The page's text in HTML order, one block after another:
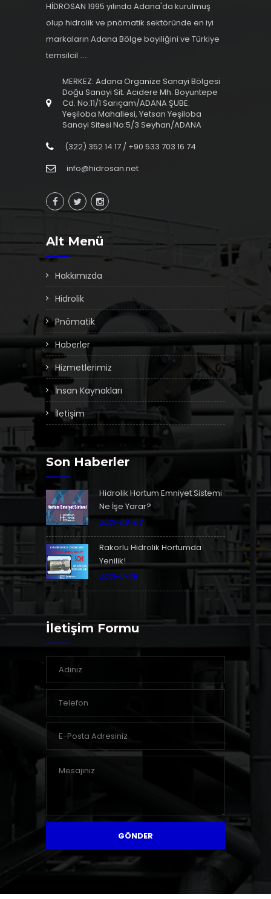
HİDROSAN 1995 yılında Adana'da kurulmuş
olup hidrolik ve pnömatik sektöründe en iyi
markaların Adana Bölge bayiliğini ve Türkiye
temsilcil ...
MERKEZ: Adana Organize Sanayi Bölgesi
Doğu Sanayi Sit. Acıdere Mh. Boyuntepe
Cd. No:11/1 Sarıçam/ADANA ŞUBE:
Yeşiloba Mahallesi, Yetsan Yeşiloba
Sanayi Sitesi No:5/3 Seyhan/ADANA
(322) 352 14 17 / +90 533 703 16 74
info@hidrosan.net
Alt Menü
Hakkımızda
Hidrolik
Pnömatik
Haberler
Hizmetlerimiz
İnsan Kaynakları
İletişim
Son Haberler
Hidrolik Hortum Emniyet Sistemi
Ne İşe Yarar?
2021-09-03
Rakorlu Hidrolik Hortumda
Yenilik!
2021-11-29
İletişim Formu
GÖNDER